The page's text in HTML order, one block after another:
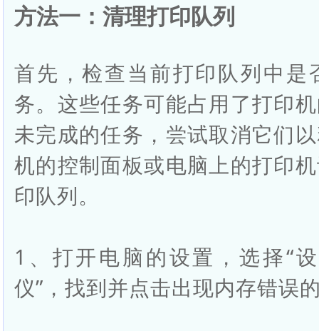
方法一：清理打印队列
首先，检查当前打印队列中是
务。这些任务可能占用了打印
未完成的任务，尝试取消它们
机的控制面板或电脑上的打印
印队列。
1、打开电脑的设置，选择“
仪”，找到并点击出现内存错误